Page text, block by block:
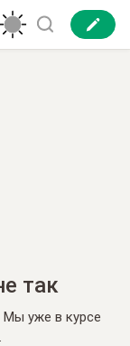
так
Мы уже в курсе